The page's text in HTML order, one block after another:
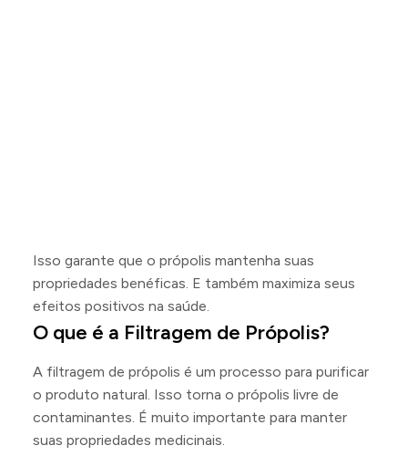
Isso garante que o própolis mantenha suas
propriedades benéficas. E também maximiza seus
efeitos positivos na saúde.
O que é a Filtragem de Própolis?
A filtragem de própolis é um processo para purificar
o produto natural. Isso torna o própolis livre de
contaminantes. É muito importante para manter
suas propriedades medicinais.